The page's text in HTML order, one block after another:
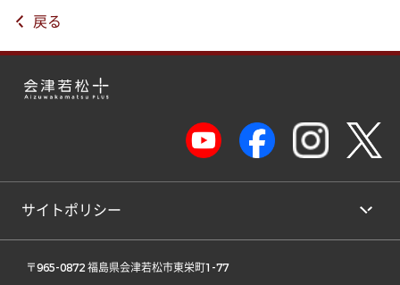
戻る
サイトポリシー
〒965-0872 福島県会津若松市東栄町1-77